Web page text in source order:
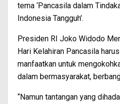
tema ‘Pancasila dalam
Indonesia Tangguh’.
Presiden RI Joko Widodo
Hari Kelahiran Pancasila
manfaatkan untuk
dalam bermasyarakat,
“Namun tantangan yang